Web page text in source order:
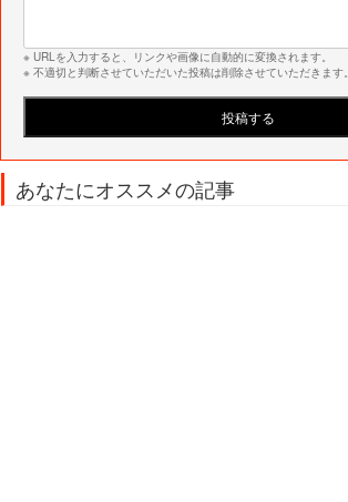
※ URLを入力すると、リンクや画像に自動的に変換されます。
※ 不適切と判断させていただいた投稿は削除させていただきます。
あなたにオススメの記事